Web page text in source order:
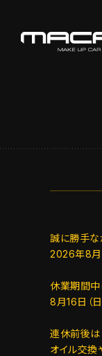
誠に勝手な
2026年8月
休業期間中
8月16日（
連休前後は
オイル交換